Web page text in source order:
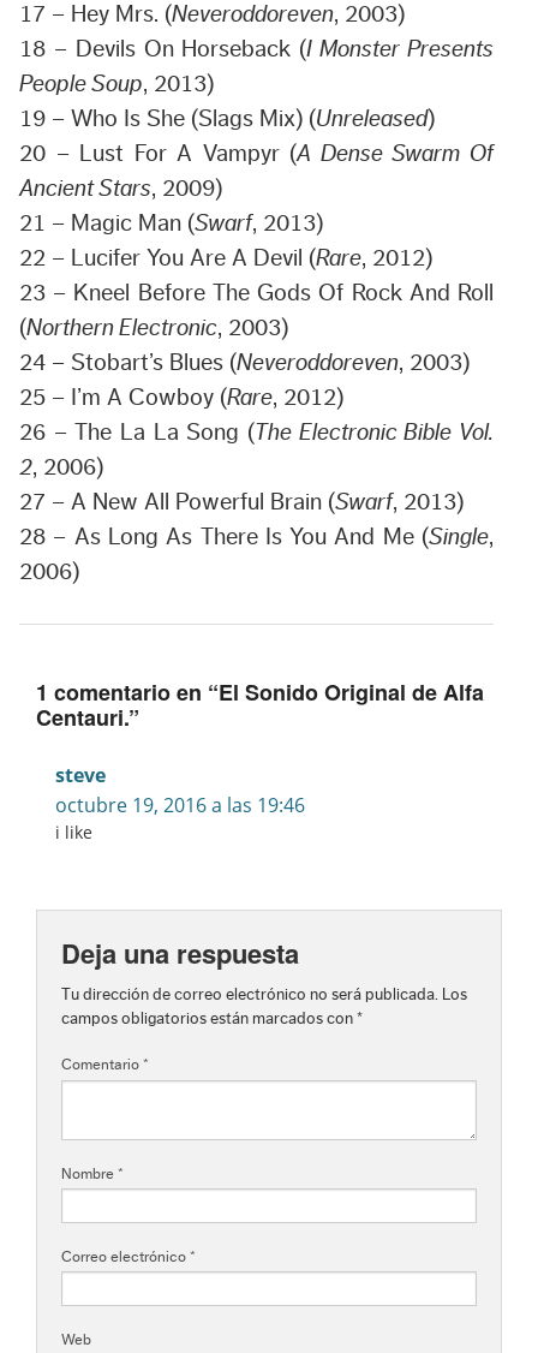
17 – Hey Mrs. (Neveroddoreven, 2003)
18 – Devils On Horseback (I Monster Presents
People Soup, 2013)
19 – Who Is She (Slags Mix) (Unreleased)
20 – Lust For A Vampyr (A Dense Swarm Of
Ancient Stars, 2009)
21 – Magic Man (Swarf, 2013)
22 – Lucifer You Are A Devil (Rare, 2012)
23 – Kneel Before The Gods Of Rock And Roll
(Northern Electronic, 2003)
24 – Stobart’s Blues (Neveroddoreven, 2003)
25 – I’m A Cowboy (Rare, 2012)
26 – The La La Song (The Electronic Bible Vol.
2, 2006)
27 – A New All Powerful Brain (Swarf, 2013)
28 – As Long As There Is You And Me (Single,
2006)
1 comentario en “El Sonido Original de Alfa
Centauri.”
steve
octubre 19, 2016 a las 19:46
i like
Deja una respuesta
Tu dirección de correo electrónico no será publicada. Los
campos obligatorios están marcados con *
Comentario *
Nombre *
Correo electrónico *
Web